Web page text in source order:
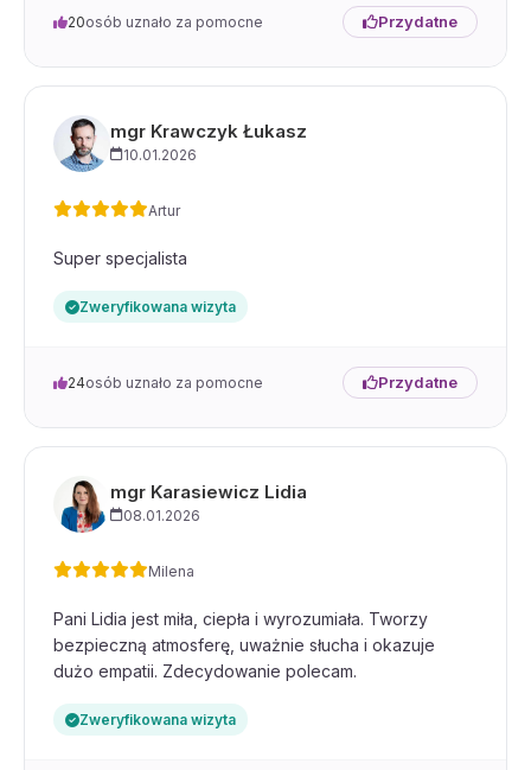
20osób uznało za pomocne Przydatne
mgr Krawczyk Łukasz
10.01.2026
Artur
Super specjalista
Zweryfikowana wizyta
24osób uznało za pomocne Przydatne
mgr Karasiewicz Lidia
08.01.2026
Milena
Pani Lidia jest miła, ciepła i wyrozumiała. Tworzy
bezpieczną atmosferę, uważnie słucha i okazuje
dużo empatii. Zdecydowanie polecam.
Zweryfikowana wizyta